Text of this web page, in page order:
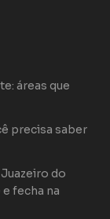
áreas que
precisa saber
do
fecha na